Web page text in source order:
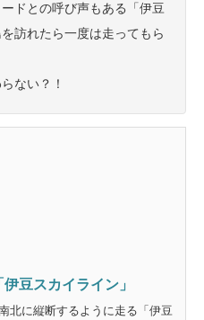
ドとの呼び声もある「伊豆
訪れたら一度は走ってもら
ない？！
豆スカイライン」
北に縦断するように走る「伊豆